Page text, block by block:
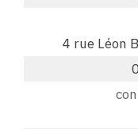
4 rue Léon